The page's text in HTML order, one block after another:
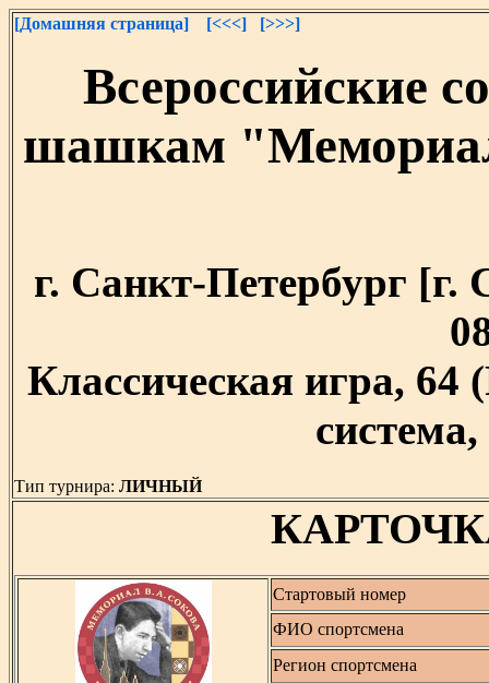
[Домашняя страница] [<<<] [>>>]
Всероссийские
шашкам
г. Санкт-Петербург [г.
Классическая игра,
Тип турнира: ЛИЧНЫЙ
Стартовый номер
ФИО спортсмена
Регион спортсмена